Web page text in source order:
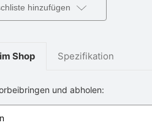
hinzufügen
Shop Spezifikation
und abholen: